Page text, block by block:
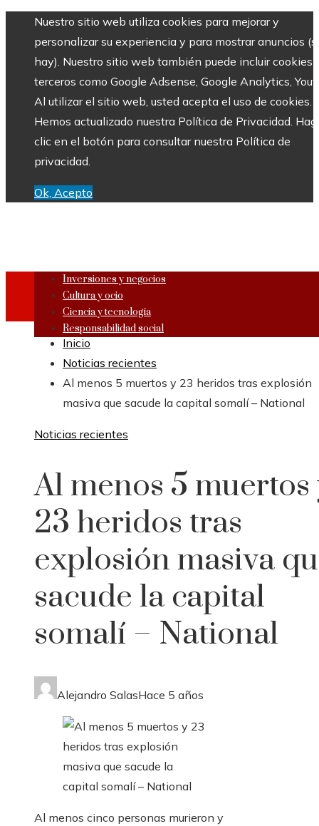
Nuestro sitio web utiliza cookies para mejorar y
personalizar su experiencia y para mostrar anuncios
hay). Nuestro sitio web también puede incluir cookies
terceros como Google Adsense, Google Analytics,
Al utilizar el sitio web, usted acepta el uso de cookies.
Hemos actualizado nuestra Política de Privacidad.
clic en el botón para consultar nuestra Política de
privacidad.
Ok, Acepto
Inversiones y negocios
Cultura y ocio
Ciencia y tecnología
Responsabilidad social
Inicio
Noticias recientes
Al menos 5 muertos y 23 heridos tras explosión
masiva que sacude la capital somalí – National
Noticias recientes
Al menos 5 muertos
23 heridos tras
explosión masiva
sacude la capital
somalí – National
Alejandro SalasHace 5 años
Al menos cinco personas murieron y